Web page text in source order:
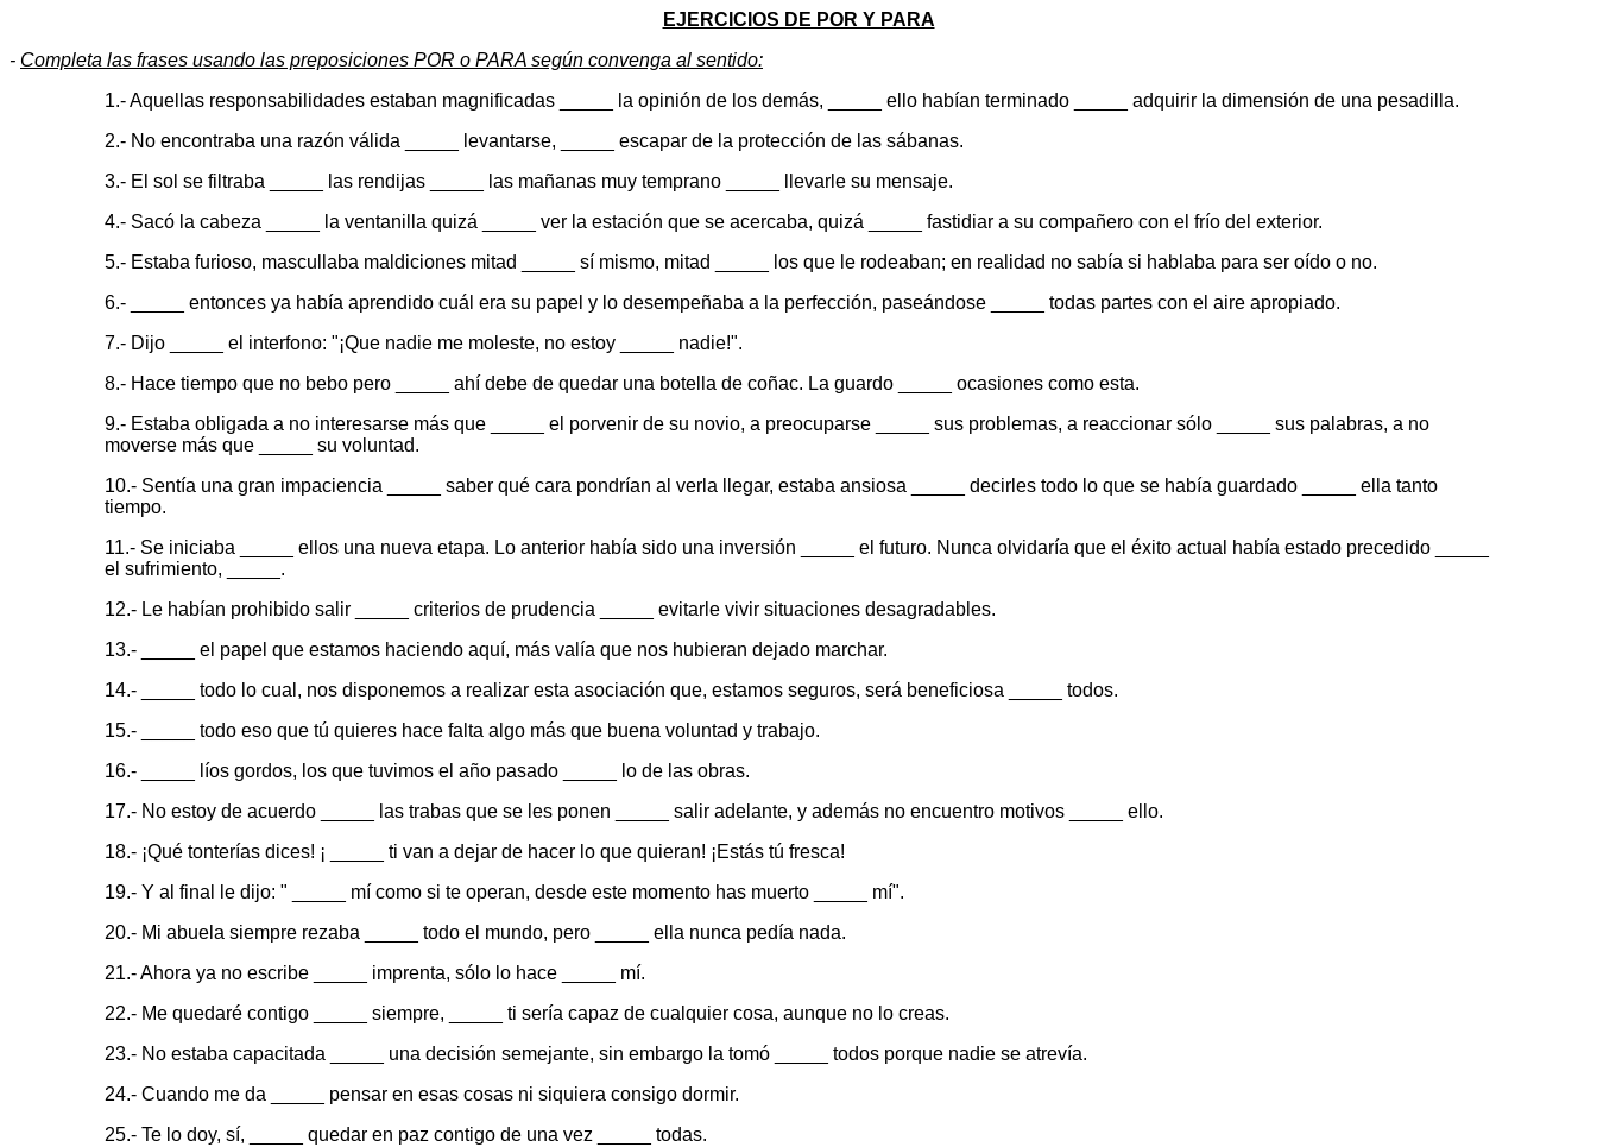
EJERCICIOS DE POR Y PARA
- Completa las frases usando las preposiciones POR o PARA según convenga al sentido:
1.- Aquellas responsabilidades estaban magnificadas _____ la opinión de los demás, _____ ello habían terminado _____ adquirir la dimensión de una pesadilla.
2.- No encontraba una razón válida _____ levantarse, _____ escapar de la protección de las sábanas.
3.- El sol se filtraba _____ las rendijas _____ las mañanas muy temprano _____ llevarle su mensaje.
4.- Sacó la cabeza _____ la ventanilla quizá _____ ver la estación que se acercaba, quizá _____ fastidiar a su compañero con el frío del exterior.
5.- Estaba furioso, mascullaba maldiciones mitad _____ sí mismo, mitad _____ los que le rodeaban; en realidad no sabía si hablaba para ser oído o no.
6.- _____ entonces ya había aprendido cuál era su papel y lo desempeñaba a la perfección, paseándose _____ todas partes con el aire apropiado.
7.- Dijo _____ el interfono: "¡Que nadie me moleste, no estoy _____ nadie!".
8.- Hace tiempo que no bebo pero _____ ahí debe de quedar una botella de coñac. La guardo _____ ocasiones como esta.
9.- Estaba obligada a no interesarse más que _____ el porvenir de su novio, a preocuparse _____ sus problemas, a reaccionar sólo _____ sus palabras, a no
moverse más que _____ su voluntad.
10.- Sentía una gran impaciencia _____ saber qué cara pondrían al verla llegar, estaba ansiosa _____ decirles todo lo que se había guardado _____ ella tanto
tiempo.
11.- Se iniciaba _____ ellos una nueva etapa. Lo anterior había sido una inversión _____ el futuro. Nunca olvidaría que el éxito actual había estado precedido _____
el sufrimiento, _____.
12.- Le habían prohibido salir _____ criterios de prudencia _____ evitarle vivir situaciones desagradables.
13.- _____ el papel que estamos haciendo aquí, más valía que nos hubieran dejado marchar.
14.- _____ todo lo cual, nos disponemos a realizar esta asociación que, estamos seguros, será beneficiosa _____ todos.
15.- _____ todo eso que tú quieres hace falta algo más que buena voluntad y trabajo.
16.- _____ líos gordos, los que tuvimos el año pasado _____ lo de las obras.
17.- No estoy de acuerdo _____ las trabas que se les ponen _____ salir adelante, y además no encuentro motivos _____ ello.
18.- ¡Qué tonterías dices! ¡ _____ ti van a dejar de hacer lo que quieran! ¡Estás tú fresca!
19.- Y al final le dijo: " _____ mí como si te operan, desde este momento has muerto _____ mí".
20.- Mi abuela siempre rezaba _____ todo el mundo, pero _____ ella nunca pedía nada.
21.- Ahora ya no escribe _____ imprenta, sólo lo hace _____ mí.
22.- Me quedaré contigo _____ siempre, _____ ti sería capaz de cualquier cosa, aunque no lo creas.
23.- No estaba capacitada _____ una decisión semejante, sin embargo la tomó _____ todos porque nadie se atrevía.
24.- Cuando me da _____ pensar en esas cosas ni siquiera consigo dormir.
25.- Te lo doy, sí, _____ quedar en paz contigo de una vez _____ todas.